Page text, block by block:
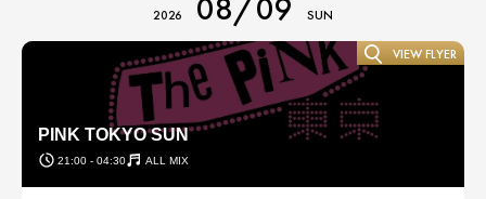
2026 08/09 SUN
PINK TOKYO SUN
21:00 - 04:30 ALL MIX
VIEW FLYER